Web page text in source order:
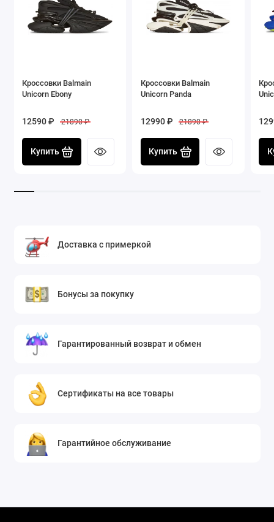
Кроссовки Balmain
Unicorn Ebony
12590 ₽ 21890 ₽
Купить
Кроссовки Balmain
Unicorn Panda
12990 ₽ 21890 ₽
Купить
Доставка с примеркой
Бонусы за покупку
Гарантированный возврат и обмен
Сертификаты на все товары
Гарантийное обслуживание